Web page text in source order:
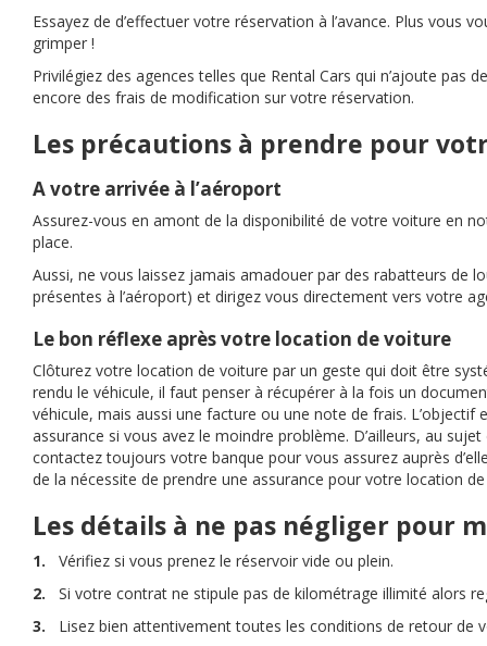
Essayez de d’effectuer votre réservation à l’avance. Plus vous
grimper !
Privilégiez des agences telles que Rental Cars qui n’ajoute pas
encore des frais de modification sur votre réservation.
Les précautions à prendre pour
A votre arrivée à l’aéroport
Assurez-vous en amont de la disponibilité de votre voiture en
place.
Aussi, ne vous laissez jamais amadouer par des rabatteurs de
présentes à l’aéroport) et dirigez vous directement vers votre
Le bon réflexe après votre location de voiture
Clôturez votre location de voiture par un geste qui doit être
rendu le véhicule, il faut penser à récupérer à la fois un
véhicule, mais aussi une facture ou une note de frais. L’objectif
assurance si vous avez le moindre problème. D’ailleurs, au
contactez toujours votre banque pour vous assurez auprès
de la nécessite de prendre une assurance pour votre location
Les détails à ne pas négliger pour
1. Vérifiez si vous prenez le réservoir vide ou plein.
2. Si votre contrat ne stipule pas de kilométrage illimité alors
3. Lisez bien attentivement toutes les conditions de retour de